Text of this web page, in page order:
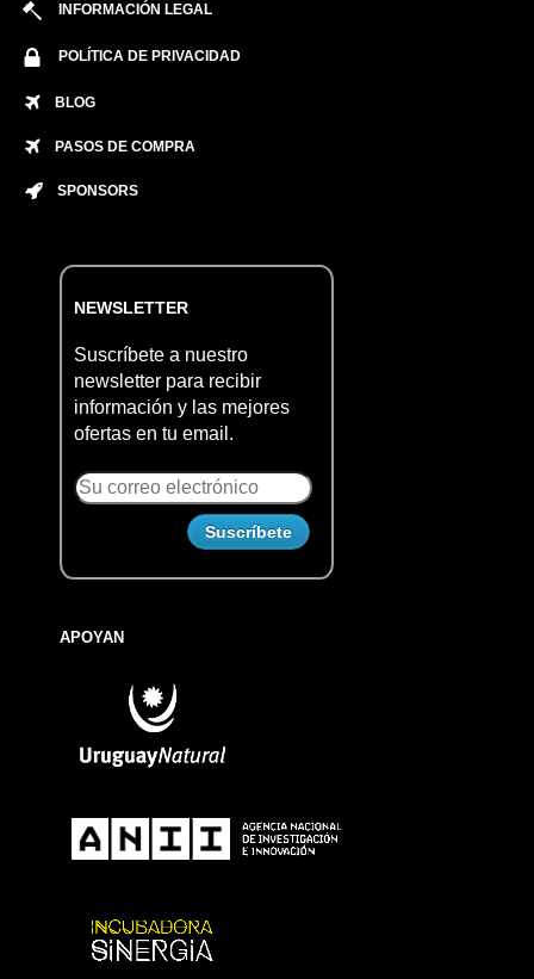
INFORMACIÓN LEGAL
POLÍTICA DE PRIVACIDAD
BLOG
PASOS DE COMPRA
SPONSORS
NEWSLETTER
Suscríbete a nuestro
newsletter para recibir
información y las mejores
ofertas en tu email.
APOYAN